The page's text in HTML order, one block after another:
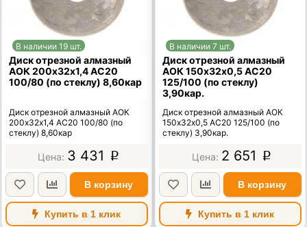
В наличии 19 шт.
Диск отрезной алмазный
АОК 200х32х1,4 АС20
100/80 (по стеклу) 8,60кар
Диск отрезной алмазный АОК
200х32х1,4 АС20 100/80 (по
стеклу) 8,60кар
3 431 p
В корзину
Купить в 1 клик
В наличии 7 шт.
Диск отрезной алмазный
АОК 150х32х0,5 АС20
125/100 (по стеклу)
3,90кар.
Диск отрезной алмазный АОК
150х32х0,5 АС20 125/100 (по
стеклу) 3,90кар.
2 651 p
В корзину
Купить в 1 клик